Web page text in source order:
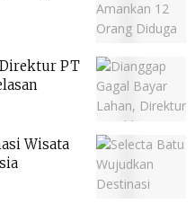
Direktur PT
Wisata